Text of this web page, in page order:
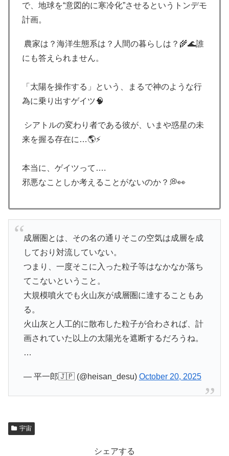
で、地球を“意図的に寒冷化”させるというトンデモ
計画。
農家は？海洋生態系は？人間の暮らしは？🌾🌊誰
にも答えられません。
「太陽を操作する」という、まるで神のような行
為に乗り出すゲイツ🧠
シアトルの変わり者である彼が、いまや惑星の未
来を握る存在に…🌎⚡️
本当に、ゲイツって….
邪悪なことしか考えることがないのか？💭👀
成層圏とは、その名の通りそこの空気は成層を成
しており対流していない。
つまり、一度そこに入った粒子等はなかなか落ち
てこないということ。
大規模噴火でも火山灰が成層圏に達することもあ
る。
火山灰と人工的に散布した粒子が合わされば、計
画されていた以上の太陽光を遮断するだろうね。
…
— 平一郎🇯🇵 (@heisan_desu) October 20, 2025
宇宙
シェアする